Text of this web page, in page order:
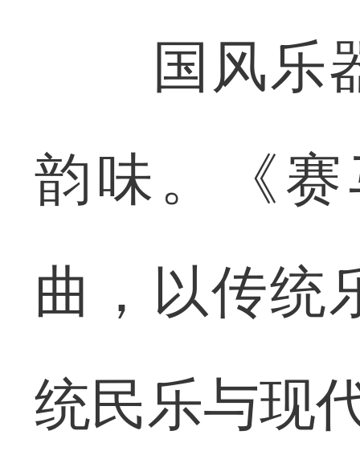
国风乐器
韵味。《
曲，以传统
统民乐与现